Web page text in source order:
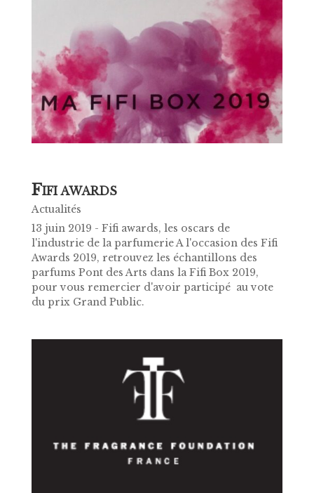
FIFI AWARDS
Actualités
13 juin 2019 - Fifi awards, les oscars de
l'industrie de la parfumerie A l'occasion des Fifi
Awards 2019, retrouvez les échantillons des
parfums Pont des Arts dans la Fifi Box 2019,
pour vous remercier d'avoir participé au vote
du prix Grand Public.